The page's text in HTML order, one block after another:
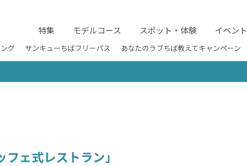
特集 モデルコース スポット・体験 イベント
グ サンキューちばフリーパス あなたのラブちば教えてキャンペーン
ェ式レストラン」